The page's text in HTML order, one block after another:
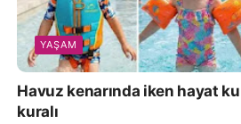
YAŞAM
Havuz kenarında iken hayat
kuralı